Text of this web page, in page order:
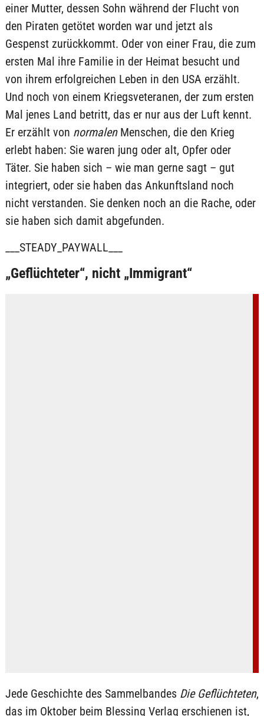
einer Mutter, dessen Sohn während der Flucht von
den Piraten getötet worden war und jetzt als
Gespenst zurückkommt. Oder von einer Frau, die zum
ersten Mal ihre Familie in der Heimat besucht und
von ihrem erfolgreichen Leben in den USA erzählt.
Und noch von einem Kriegsveteranen, der zum ersten
Mal jenes Land betritt, das er nur aus der Luft kennt.
Er erzählt von normalenMenschen, die den Krieg
erlebt haben: Sie waren jung oder alt, Opfer oder
Täter. Sie haben sich – wie man gerne sagt – gut
integriert, oder sie haben das Ankunftsland noch
nicht verstanden. Sie denken noch an die Rache, oder
sie haben sich damit abgefunden.
___STEADY_PAYWALL___
„Geflüchteter“, nicht „Immigrant“
Jede Geschichte des Sammelbandes Die Geflüchteten,
das im Oktober beim Blessing Verlag erschienen ist,